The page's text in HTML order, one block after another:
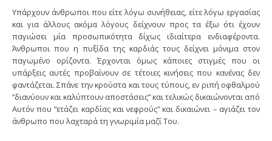
Υπάρχουν άνθρωποι που είτε λόγω συνήθειας, είτε λόγω εργασίας
και για άλλους ακόμα λόγους δείχνουν προς τα έξω ότι έχουν
παγιώσει μία προσωπικότητα δίχως ιδιαίτερα ενδιαφέροντα.
Άνθρωποι που η πυξίδα της καρδιάς τους δείχνει μόνιμα στον
παγωμένο ορίζοντα. Έρχονται όμως κάποιες στιγμές που οι
υπάρξεις αυτές προβαίνουν σε τέτοιες κινήσεις που κανένας δεν
φαντάζεται. Σπάνε την κρούστα και τους τύπους, εν ριπή οφθαλμού
“διανύουν και καλύπτουν αποστάσεις” και τελικώς δικαιώνονται από
Αυτόν που “ετάζει καρδίας και νεφρούς” και δικαιώνει – αγιάζει τον
άνθρωπο που λαχταρά τη γνωριμία μαζί Του.